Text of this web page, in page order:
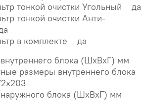
тонкой очистки Угольный да
тонкой очистки Анти-
в комплекте да
блока (ШxВxГ) мм
размеры внутреннего блока
блока (ШxВxГ) мм